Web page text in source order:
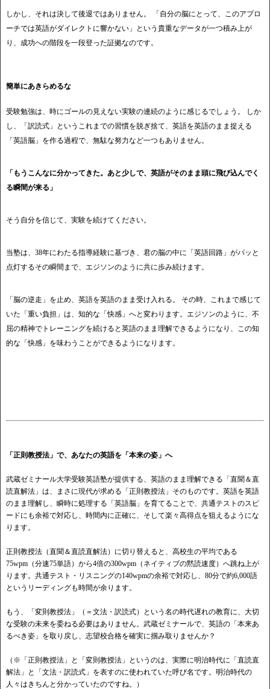
しかし、それは決して後退ではありません。 「自分の脳にとって、このアプロ
ーチでは英語がダイレクトに響かない」という貴重なデータが一つ積み上が
り、成功への階段を一段登った証拠なのです。
簡単にあきらめるな
受験勉強は、時にゴールの見えない実験の連続のように感じるでしょう。 しか
し、「訳読式」というこれまでの習慣を脱ぎ捨て、英語を英語のまま捉える
「英語脳」を作る過程で、無駄な努力など一つもありません。
「もうこんなに分かってきた。あと少しで、英語がそのまま頭に飛び込んでく
る瞬間が来る」
そう自分を信じて、実験を続けてください。
当塾は、38年にわたる指導経験に基づき、君の脳の中に「英語回路」がパッと
点灯するその瞬間まで、エジソンのように共に歩み続けます。
「脳の逆走」を止め、英語を英語のまま受け入れる。 その時、これまで感じて
いた「重い負担」は、知的な「快感」へと変わります。エジソンのように、不
屈の精神でトレーニングを続けると英語のまま理解できるようになり、この知
的な「快感」を味わうことができるようになります。
「正則教授法」で、あなたの英語を「本来の姿」へ
武蔵ゼミナール大学受験英語塾が提供する、英語のまま理解できる「直聞＆直
読直解法」は、まさに現代が求める「正則教授法」そのものです。英語を英語
のまま理解し、瞬時に処理する「英語脳」を育てることで、共通テストのスピ
ードにも余裕で対応し、時間内に正確に、そして楽々高得点を狙えるようにな
ります。
正則教授法（直聞＆直読直解法）に切り替えると、高校生の平均である
75wpm（分速75単語）から4倍の300wpm（ネイティブの黙読速度）へ跳ね上が
ります。共通テスト・リスニングの140wpmの余裕で対応し、80分で約6,000語
というリーディングも時間が余ります。
もう、「変則教授法」（＝文法・訳読式）という名の時代遅れの教育に、大切
な受験の未来を委ねる必要はありません。武蔵ゼミナールで、英語の「本来あ
るべき姿」を取り戻し、志望校合格を確実に掴み取りませんか？
（※「正則教授法」と「変則教授法」というのは、実際に明治時代に「直読直
解法」と「文法・訳読式」を表すのに使われていた呼び名です。明治時代の
人々はきちんと分かっていたのですね。）